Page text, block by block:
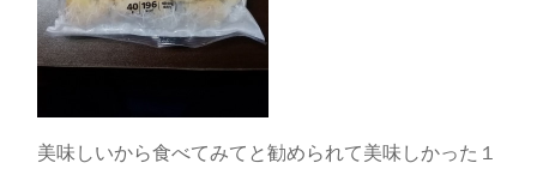
美味しいから食べてみてと勧められて美味しかった１